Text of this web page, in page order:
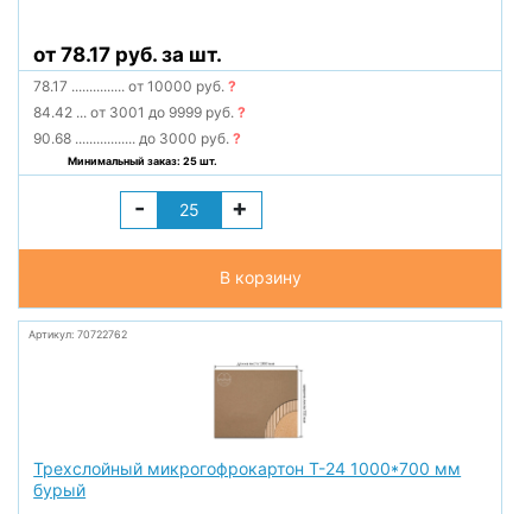
от 78.17 руб. за шт.
78.17 ............... от 10000 руб.?
84.42 ... от 3001 до 9999 руб.?
90.68 ................. до 3000 руб.?
Минимальный заказ: 25 шт.
- +
В корзину
Артикул: 70722762
Трехслойный микрогофрокартон Т-24 1000*700 мм
бурый